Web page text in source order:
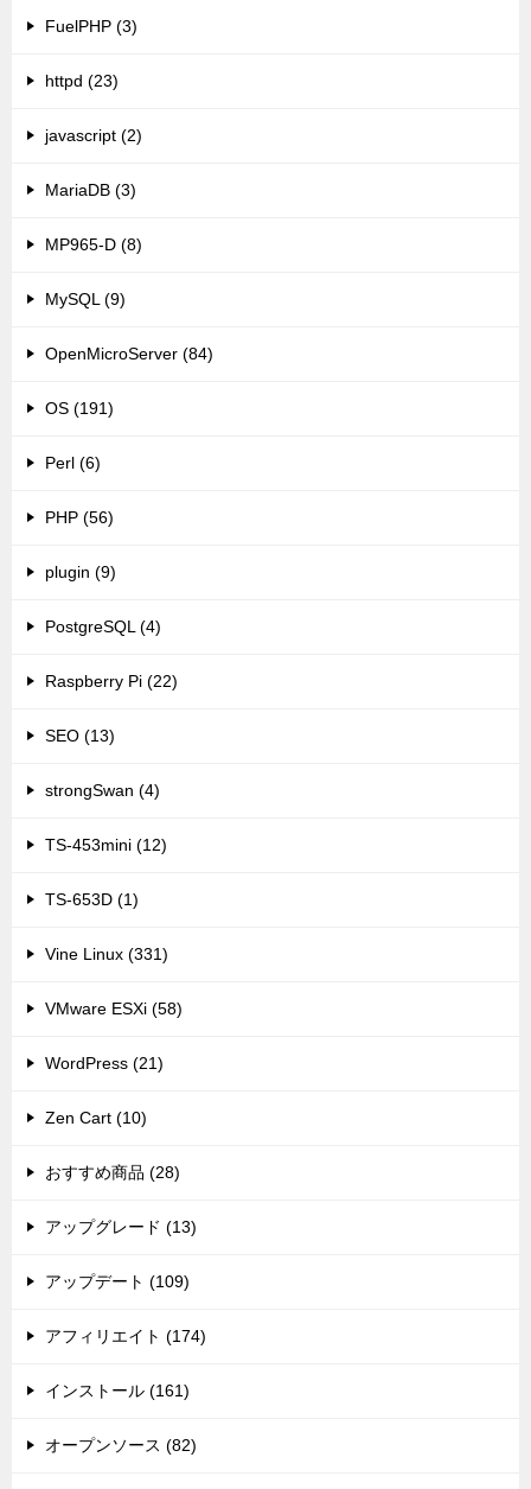
FuelPHP (3)
httpd (23)
javascript (2)
MariaDB (3)
MP965-D (8)
MySQL (9)
OpenMicroServer (84)
OS (191)
Perl (6)
PHP (56)
plugin (9)
PostgreSQL (4)
Raspberry Pi (22)
SEO (13)
strongSwan (4)
TS-453mini (12)
TS-653D (1)
Vine Linux (331)
VMware ESXi (58)
WordPress (21)
Zen Cart (10)
おすすめ商品 (28)
アップグレード (13)
アップデート (109)
アフィリエイト (174)
インストール (161)
オープンソース (82)